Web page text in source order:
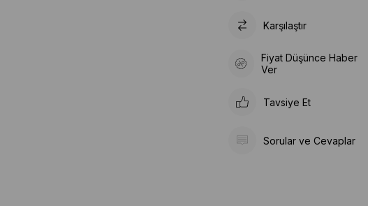
Karşılaştır
Fiyat Düşünce Haber
Ver
Tavsiye Et
Sorular ve Cevaplar